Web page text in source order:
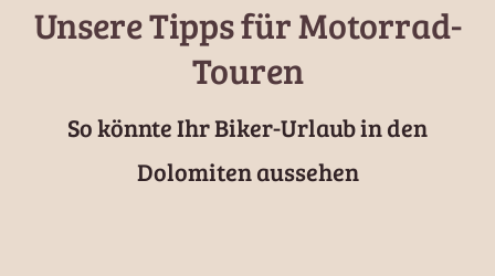
Unsere Tipps für Motorrad-
Touren
So könnte Ihr Biker-Urlaub in den
Dolomiten aussehen